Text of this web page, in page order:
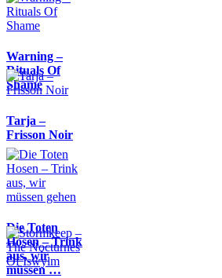
Warning –
Rituals Of
Shame
Tarja –
Frisson Noir
Die Toten
Hosen – Trink
aus, wir
müssen …